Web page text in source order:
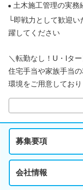
土木施工管理の実務
└即戦力として歓迎
躍してください
＼転勤なし！U・Iタ
住宅手当や家族手当
環境をご用意しており
募集要項
会社情報